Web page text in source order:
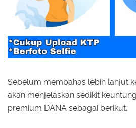
Sebelum membahas lebih lanjut
akan menjelaskan sedikit
premium DANA sebagai berikut.